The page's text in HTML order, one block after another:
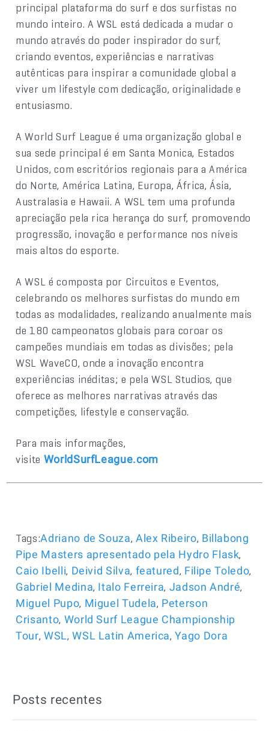
principal plataforma do surf e dos surfistas no
mundo inteiro. A WSL está dedicada a mudar o
mundo através do poder inspirador do surf,
criando eventos, experiências e narrativas
autênticas para inspirar a comunidade global a
viver um lifestyle com dedicação, originalidade e
entusiasmo.
A World Surf League é uma organização global e
sua sede principal é em Santa Monica, Estados
Unidos, com escritórios regionais para a América
do Norte, América Latina, Europa, África, Ásia,
Australasia e Hawaii. A WSL tem uma profunda
apreciação pela rica herança do surf, promovendo
progressão, inovação e performance nos níveis
mais altos do esporte.
A WSL é composta por Circuitos e Eventos,
celebrando os melhores surfistas do mundo em
todas as modalidades, realizando anualmente mais
de 180 campeonatos globais para coroar os
campeões mundiais em todas as divisões; pela
WSL WaveCO, onde a inovação encontra
experiências inéditas; e pela WSL Studios, que
oferece as melhores narrativas através das
competições, lifestyle e conservação.
Para mais informações,
visite WorldSurfLeague.com
Tags:Adriano de Souza, Alex Ribeiro, Billabong
Pipe Masters apresentado pela Hydro Flask,
Caio Ibelli, Deivid Silva, featured, Filipe Toledo,
Gabriel Medina, Italo Ferreira, Jadson André,
Miguel Pupo, Miguel Tudela, Peterson
Crisanto, World Surf League Championship
Tour,WSL,WSL Latin America,Yago Dora
Posts recentes